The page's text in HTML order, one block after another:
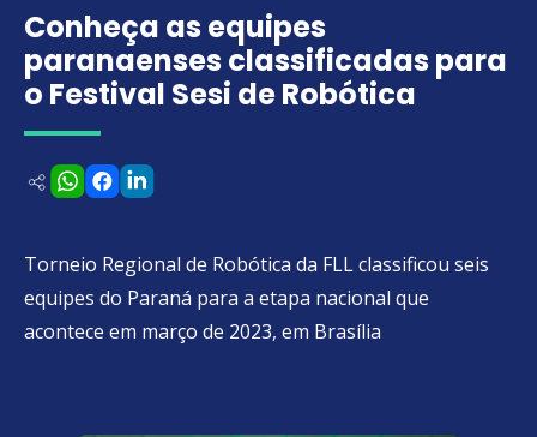
Conheça as equipes
paranaenses classificadas para
o Festival Sesi de Robótica
Torneio Regional de Robótica da FLL classificou seis
equipes do Paraná para a etapa nacional que
acontece em março de 2023, em Brasília